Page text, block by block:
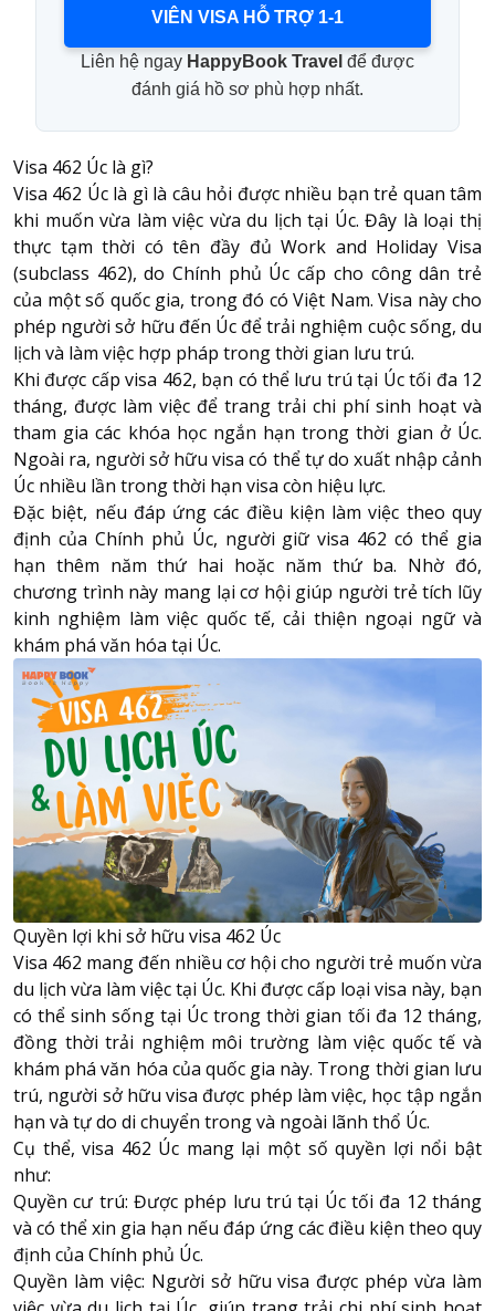
VIÊN VISA HỖ TRỢ 1-1
Liên hệ ngay HappyBook Travel để được
đánh giá hồ sơ phù hợp nhất.
Visa 462 Úc là gì?
Visa 462 Úc là gì là câu hỏi được nhiều bạn trẻ quan tâm
khi muốn vừa làm việc vừa du lịch tại Úc. Đây là loại thị
thực tạm thời có tên đầy đủ Work and Holiday Visa
(subclass 462), do Chính phủ Úc cấp cho công dân trẻ
của một số quốc gia, trong đó có Việt Nam. Visa này cho
phép người sở hữu đến Úc để trải nghiệm cuộc sống, du
lịch và làm việc hợp pháp trong thời gian lưu trú.
Khi được cấp visa 462, bạn có thể lưu trú tại Úc tối đa 12
tháng, được làm việc để trang trải chi phí sinh hoạt và
tham gia các khóa học ngắn hạn trong thời gian ở Úc.
Ngoài ra, người sở hữu visa có thể tự do xuất nhập cảnh
Úc nhiều lần trong thời hạn visa còn hiệu lực.
Đặc biệt, nếu đáp ứng các điều kiện làm việc theo quy
định của Chính phủ Úc, người giữ visa 462 có thể gia
hạn thêm năm thứ hai hoặc năm thứ ba. Nhờ đó,
chương trình này mang lại cơ hội giúp người trẻ tích lũy
kinh nghiệm làm việc quốc tế, cải thiện ngoại ngữ và
khám phá văn hóa tại Úc.
Quyền lợi khi sở hữu visa 462 Úc
Visa 462 mang đến nhiều cơ hội cho người trẻ muốn vừa
du lịch vừa làm việc tại Úc. Khi được cấp loại visa này, bạn
có thể sinh sống tại Úc trong thời gian tối đa 12 tháng,
đồng thời trải nghiệm môi trường làm việc quốc tế và
khám phá văn hóa của quốc gia này. Trong thời gian lưu
trú, người sở hữu visa được phép làm việc, học tập ngắn
hạn và tự do di chuyển trong và ngoài lãnh thổ Úc.
Cụ thể, visa 462 Úc mang lại một số quyền lợi nổi bật
như:
Quyền cư trú: Được phép lưu trú tại Úc tối đa 12 tháng
và có thể xin gia hạn nếu đáp ứng các điều kiện theo quy
định của Chính phủ Úc.
Quyền làm việc: Người sở hữu visa được phép vừa làm